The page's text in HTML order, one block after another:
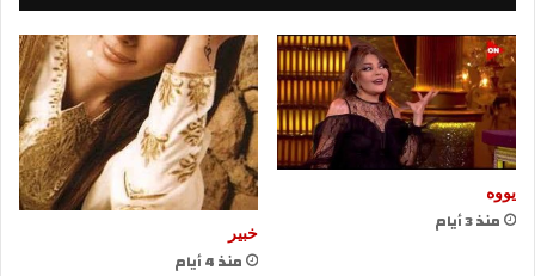
يووه
منذ 3 أيام خبير
منذ 4 أيام